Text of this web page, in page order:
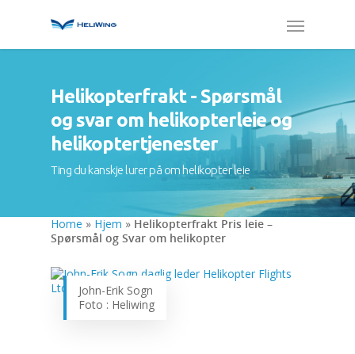
Helikopterfrakt - Spørsmål
og svar om helikopterleie og
helikoptertjenester
Ting du kanskje lurer på om helikopter leie
Home » Hjem » Helikopterfrakt Pris leie –
Spørsmål og Svar om helikopter
John-Erik Sogn
Foto : Heliwing